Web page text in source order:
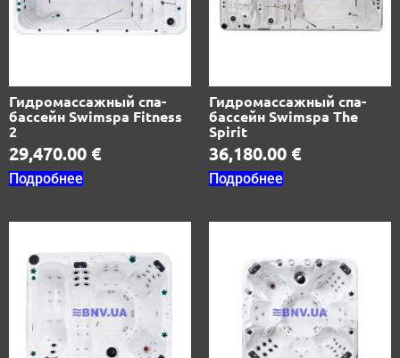
Гидромассажный спа-
бассейн Swimspa Fitness
2
29,470.00 €
Подробнее
Гидромассажный спа-
бассейн Swimspa The
Spirit
36,180.00 €
Подробнее